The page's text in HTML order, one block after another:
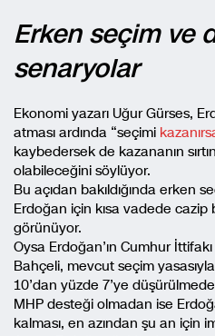
Erken seçim ve
senaryolar
Ekonomi yazarı Uğur Gürses,
atması ardında “seçimi
kaybedersek de kazananın
olabileceğini söylüyor.
Bu açıdan bakıldığında erken
Erdoğan için kısa vadede cazip
görünüyor.
Oysa Erdoğan’ın Cumhur
Bahçeli, mevcut seçim
10’dan yüzde 7’ye
MHP desteği olmadan ise
kalması, en azından şu an için